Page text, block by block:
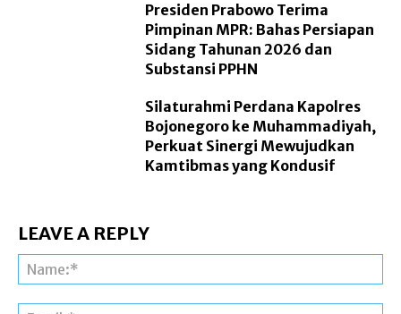
Presiden Prabowo Terima
Pimpinan MPR: Bahas Persiapan
Sidang Tahunan 2026 dan
Substansi PPHN
Silaturahmi Perdana Kapolres
Bojonegoro ke Muhammadiyah,
Perkuat Sinergi Mewujudkan
Kamtibmas yang Kondusif
LEAVE A REPLY